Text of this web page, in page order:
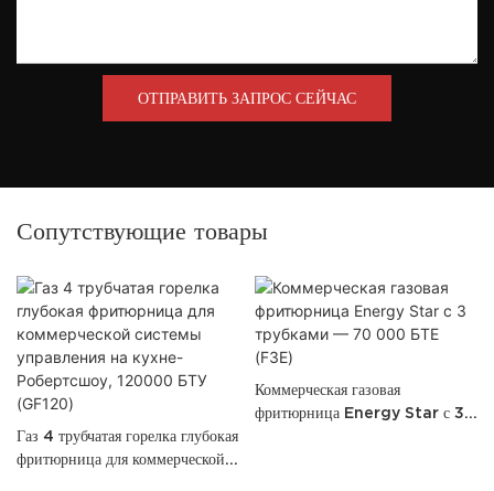
ОТПРАВИТЬ ЗАПРОС СЕЙЧАС
Сопутствующие товары
Газ 4 трубчатая горелка глубокая
фритюрница для коммерческой
Коммерческая газовая
фритюрница Energy Star с 3